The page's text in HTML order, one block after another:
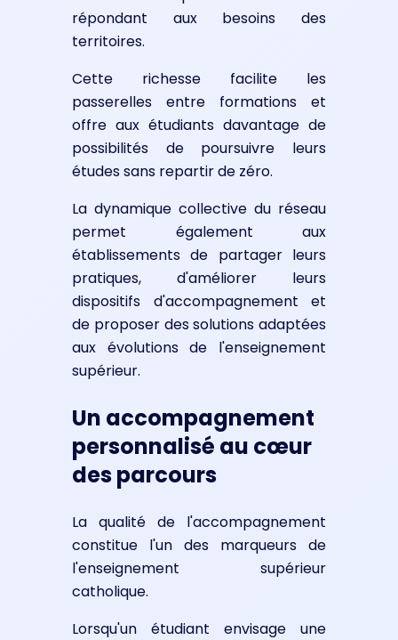
répondant aux besoins des
territoires.
Cette richesse facilite les
passerelles entre formations et
offre aux étudiants davantage de
possibilités de poursuivre leurs
études sans repartir de zéro.
La dynamique collective du réseau
permet également aux
établissements de partager leurs
pratiques, d'améliorer leurs
dispositifs d'accompagnement et
de proposer des solutions adaptées
aux évolutions de l'enseignement
supérieur.
Un accompagnement
personnalisé au cœur
des parcours
La qualité de l'accompagnement
constitue l'un des marqueurs de
l'enseignement supérieur
catholique.
Lorsqu'un étudiant envisage une